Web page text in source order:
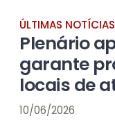
ÚLTIMAS NOTÍCIAS
Plenário
garante
locais de
10/06/2026